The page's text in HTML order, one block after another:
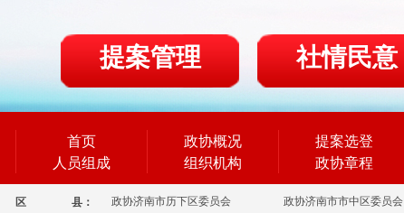
提案管理 社情民意
首页
人员组成
政协概况
组织机构
提案选登
政协章程
区 县： 政协济南市历下区委员会 政协济南市市中区委员会